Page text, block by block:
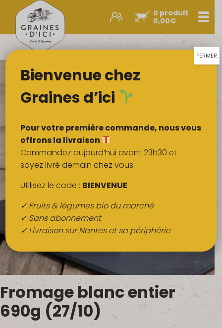
0 produit
0,00€
Promos et nouveautés
Légumes & œufs
Fruits
Viandes
Boulangerie
Crémerie
Poissons
Épicerie sucrée
Épices
Boissons
QUI SOMMES-NOUS ?
FRUITS BIO AU BUREAU
NOS PRODUCTEURS
Fromage blanc entier
690g (27/10)
Bienvenue chez
Graines d’ici
Pour votre première commande, nous vous
offrons la livraison
Commandez aujourd’hui avant 23h30 et
soyez livré demain chez vous.
Utilisez le code : BIENVENUE
✓ Fruits & légumes bio du marché
✓ Sans abonnement
✓ Livraison sur Nantes et sa périphérie
FERMER